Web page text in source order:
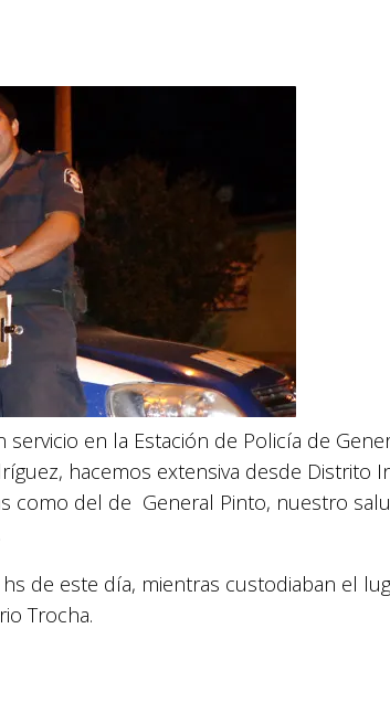
en la Estación de Policía de
hacemos extensiva desde Distrito
como del de General Pinto, nuestro
de este día, mientras custodiaban el
Trocha.